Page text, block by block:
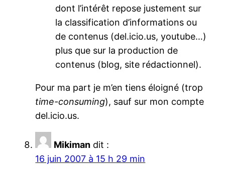
dont l’intérêt repose justement sur
la classification d’informations ou
de contenus (del.icio.us, youtube…)
plus que sur la production de
contenus (blog, site rédactionnel).
Pour ma part je m’en tiens éloigné (trop
time-consuming), sauf sur mon compte
del.icio.us.
Mikiman dit :
16 juin 2007 à 15 h 29 min